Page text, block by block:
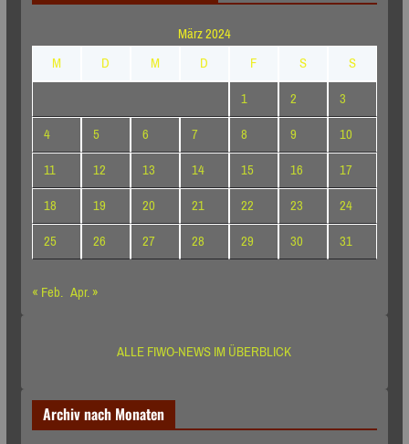
März 2024
M
D M D F S
S
1
2
3
4
5 6 7 8 9
10
11
12 13 14 15 16
17
18
19 20 21 22 23
24
25
26 27 28 29 30
31
« Feb. Apr. »
ALLE FIWO-NEWS IM ÜBERBLICK
Archiv nach Monaten